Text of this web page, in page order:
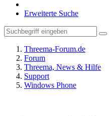
Erweiterte Suche
Threema-Forum.de
Forum
Threema, News & Hilfe
Support
Windows Phone